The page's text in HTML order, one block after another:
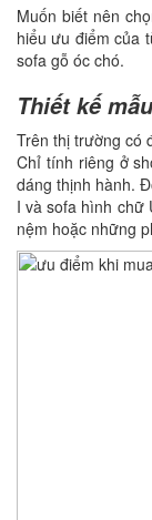
Muốn biết nên
hiểu ưu điểm của
sofa gỗ óc chó.
Thiết kế
Trên thị trường có
Chỉ tính riêng ở
dáng thịnh hành.
I và sofa hình chữ
nệm hoặc những